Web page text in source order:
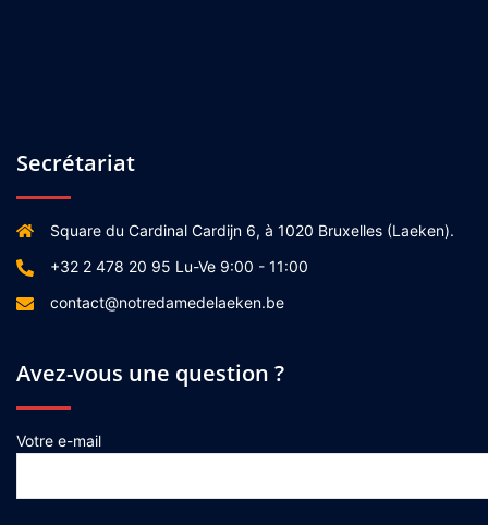
Secrétariat
Square du Cardinal Cardijn 6, à 1020 Bruxelles (Laeken).
+32 2 478 20 95 Lu-Ve 9:00 - 11:00
contact@notredamedelaeken.be
Avez-vous une question ?
Votre e-mail